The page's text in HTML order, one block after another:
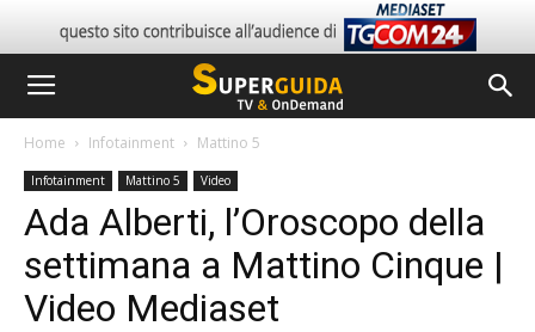
Home Infotainment Mattino 5
Infotainment Mattino 5 Video
Ada Alberti, l’Oroscopo della
settimana a Mattino Cinque |
Video Mediaset